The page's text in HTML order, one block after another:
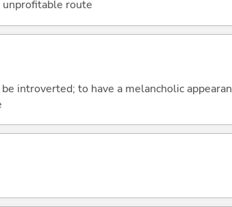
unprofitable route
introverted; to have a melancholic